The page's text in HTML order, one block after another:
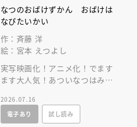
なつのおばけずかん おばけは
なびたいかい
作：斉藤 洋
絵：宮本 えつよし
実写映画化！アニメ化！でます
ます大人気！あついなつはみの
ぱい、でもこの本をよめばだい
じょうぶ！
2026.07.16
電子あり
試し読み